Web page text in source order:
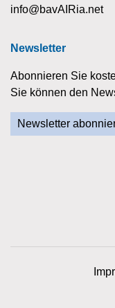
info@bavAIRia.net
Newsletter
Abonnieren Sie
Sie können den
Newsletter